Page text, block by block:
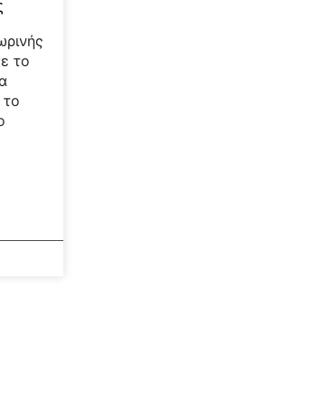
το
το